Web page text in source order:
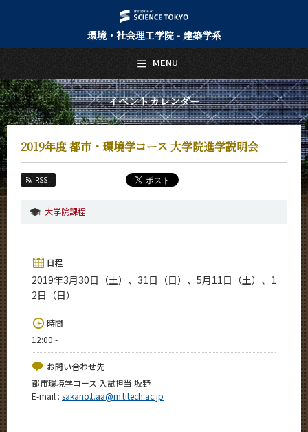
環境・社会理工学院 - 建築学系
イベントカレンダー
2019年度 都市・環境学コース 大学院進学説明会
RSS
大学院課程
日程
2019年3月30日（土）、31日（日）、5月11日（土）、1
2日（日）
時間
12:00 -
お問い合わせ先
都市環境学コース 入試担当 坂野
E-mail : sakano.t.aa@m.titech.ac.jp
MENU
日本語 English
トップページ
Top Page
建築学系について
About Us
教育
Education
入学案内
Admissions
建築学系 News
News
イベントカレンダー
Event Calendar
今後のイベント